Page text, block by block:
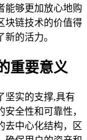
能够更加放心地购
块链技术的价值得
的活力。
重要意义
坚实的支撑,具有
全性和可靠性，
去中心化结构，区